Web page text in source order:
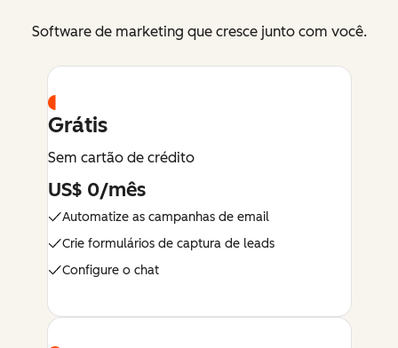
Software de marketing que cresce junto com você.
Grátis
Sem cartão de crédito
US$ 0/mês
Automatize as campanhas de email
Crie formulários de captura de leads
Configure o chat